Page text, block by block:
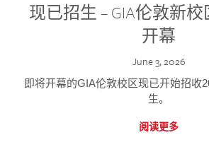
现已招生 – GIA伦敦新
开幕
June 3, 2026
即将开幕的GIA伦敦校区现已开始招收
生。
阅读更多